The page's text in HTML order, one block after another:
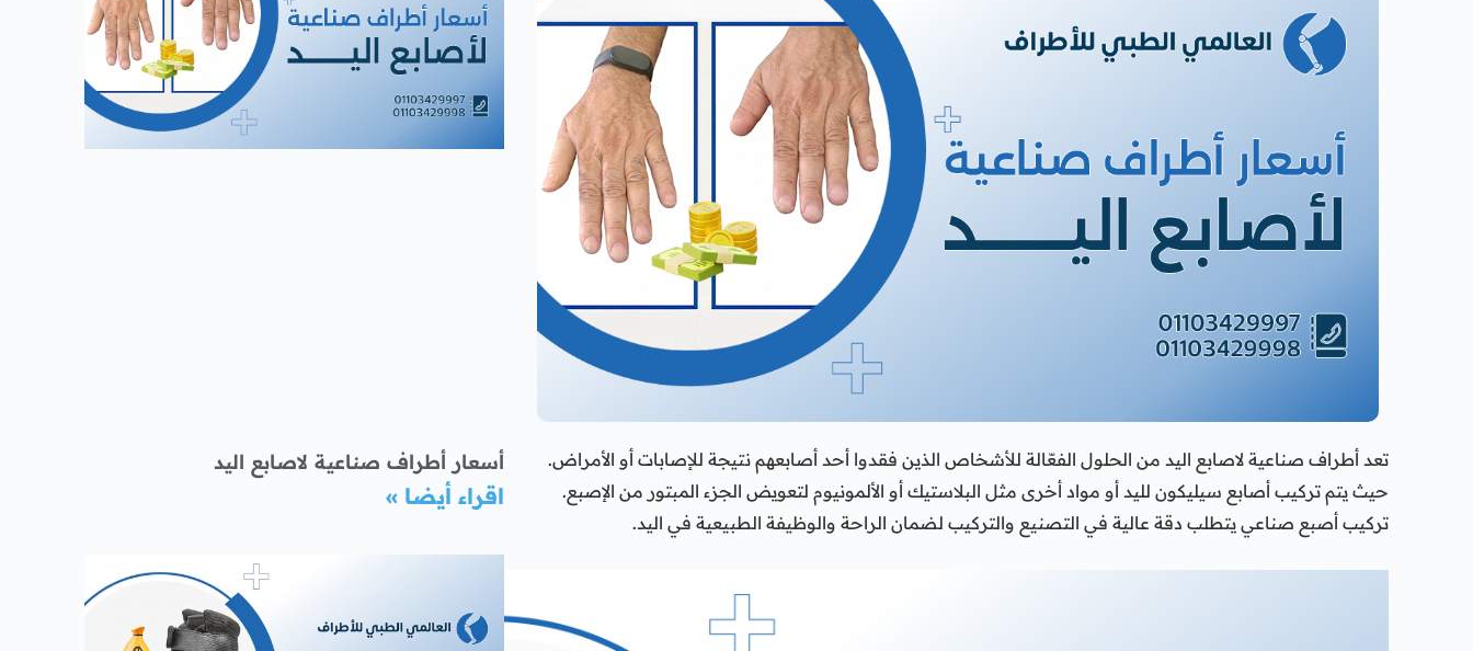
تعد أطراف صناعية لاصابع اليد من الحلول الفعّالة للأشخاص الذين فقدوا أحد أصابعهم نتيجة للإصابات أو الأمراض.
حيث يتم تركيب أصابع سيليكون لليد أو مواد أخرى مثل البلاستيك أو الألمونيوم لتعويض الجزء المبتور من الإصبع.
تركيب أصبع صناعي يتطلب دقة عالية في التصنيع والتركيب لضمان الراحة والوظيفة الطبيعية في اليد.
أسعار أطراف صناعية لاصابع اليد
اقراء أيضا »